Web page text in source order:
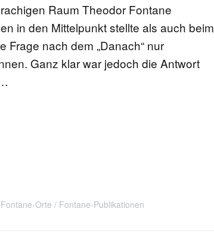
Raum Theodor Fontane
in den Mittelpunkt stellte als auch beim
Frage nach dem „Danach“ nur
Ganz klar war jedoch die Antwort
Fontane-Orte Fontane-Publikationen